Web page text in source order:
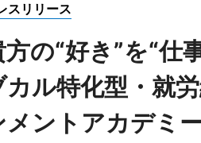
スリリース
方の“好き”を“仕
カル特化型・就
メントアカデミ